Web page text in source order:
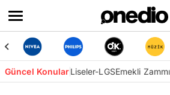
Güncel KonularLiseler-LGSEmekli Zammı